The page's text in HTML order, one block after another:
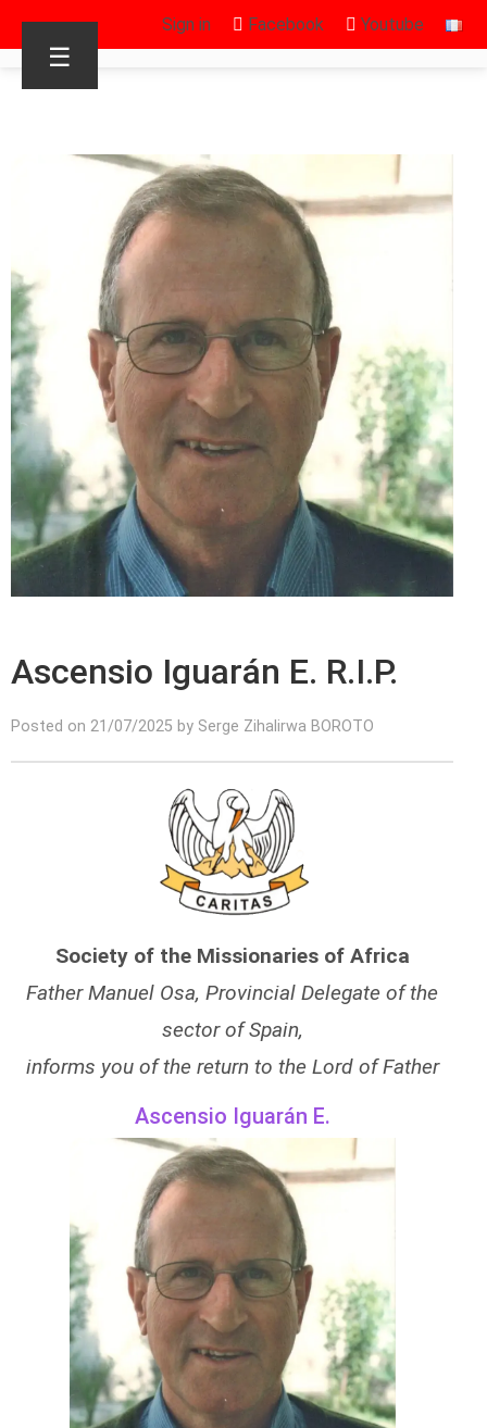
Sign in Facebook Youtube
☰
Ascensio Iguarán E. R.I.P.
Posted on 21/07/2025 by Serge Zihalirwa BOROTO
Society of the Missionaries of Africa
Father Manuel Osa, Provincial Delegate of the
sector of Spain,
informs you of the return to the Lord of Father
Ascensio Iguarán E.